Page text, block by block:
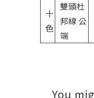
十
色
雙頭杜
邦線 公
端
You